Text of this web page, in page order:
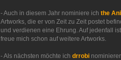
- Auch in diesem Jahr nominiere ich the
Artworks, die er von Zeit zu Zeit postet
und verdienen eine Ehrung. Auf jedenfall
freue mich schon auf weitere Artworks.
- Als nächsten möchte ich drrobi